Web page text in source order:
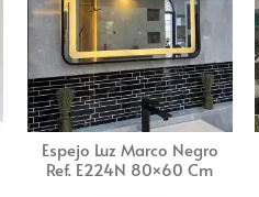
Espejo Luz Marco Negro
Ref. E224N 80×60 Cm